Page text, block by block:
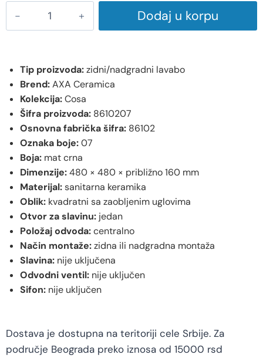
Dodaj u korpu
Tip proizvoda:zidni/nadgradni lavabo
Brend:AXA Ceramica
Kolekcija:Cosa
Šifra proizvoda: 8610207
Osnovna fabrička šifra: 86102
Oznaka boje:07
Boja: mat crna
Dimenzije:480 × 480 × približno 160 mm
Materijal:sanitarna keramika
Oblik: kvadratni sa zaobljenim uglovima
Otvor za slavinu: jedan
Položaj odvoda:centralno
Način montaže:zidna ili nadgradna montaža
Slavina: nije uključena
Odvodni ventil: nije uključen
Sifon: nije uključen
Dostava je dostupna na teritoriji cele Srbije. Za
područje Beograda preko iznosa od 15000 rsd